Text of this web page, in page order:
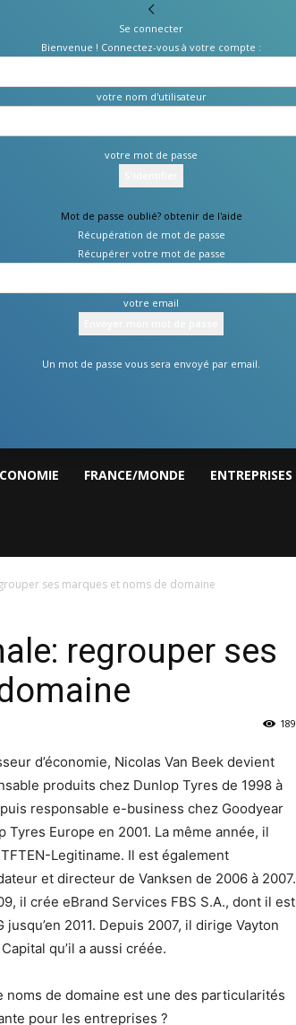
Se connecter
Bienvenue ! Connectez-vous à votre compte :
votre nom d'utilisateur
votre mot de passe
Mot de passe oublié? obtenir de l'aide
Récupération de mot de passe
Récupérer votre mot de passe
votre email
Un mot de passe vous sera envoyé par email.
FRANCE/MONDE ENTREPRISES
ses marques et noms de domaine
regrouper ses
189
d’économie, Nicolas Van Beek devient
produits chez Dunlop Tyres de 1998 à
responsable e-business chez Goodyear
Tyres Europe en 2001. La même année, il
Legitiname. Il est également
et directeur de Vanksen de 2006 à 2007.
il crée eBrand Services FBS S.A., dont il est
jusqu’en 2011. Depuis 2007, il dirige Vayton
qu’il a aussi créée.
de domaine est une des particularités
pour les entreprises ?